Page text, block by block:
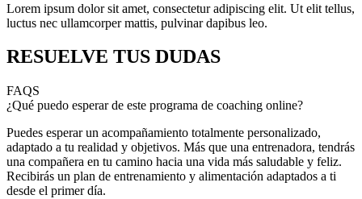
Lorem ipsum dolor sit amet, consectetur adipiscing elit. Ut elit tellus,
luctus nec ullamcorper mattis, pulvinar dapibus leo.
RESUELVE TUS DUDAS
FAQS
¿Qué puedo esperar de este programa de coaching online?
Puedes esperar un acompañamiento totalmente personalizado,
adaptado a tu realidad y objetivos. Más que una entrenadora, tendrás
una compañera en tu camino hacia una vida más saludable y feliz.
Recibirás un plan de entrenamiento y alimentación adaptados a ti
desde el primer día.